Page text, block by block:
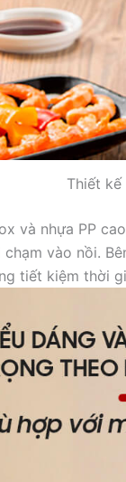
Thiết kế
và nhựa PP
vào nồi.
tiết kiệm thời